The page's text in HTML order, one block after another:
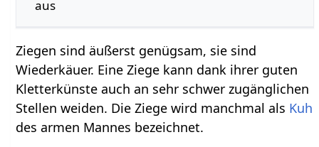
aus
Ziegen sind äußerst genügsam, sie sind
Wiederkäuer. Eine Ziege kann dank ihrer guten
Kletterkünste auch an sehr schwer zugänglichen
Stellen weiden. Die Ziege wird manchmal als Kuh
des armen Mannes bezeichnet.